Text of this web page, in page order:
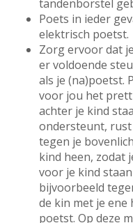
tandenborstel
Poets in ieder
elektrisch poetst.
Zorg ervoor dat
er voldoende
als je (na)poetst.
voor jou het
achter je kind
ondersteunt,
tegen je
kind heen, zodat
voor je kind
bijvoorbeeld
de kin met je ene
poetst. Op deze